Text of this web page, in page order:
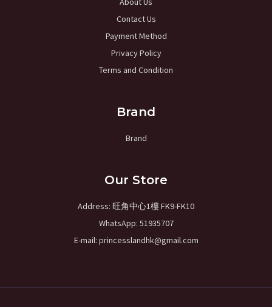
Contact Us
Payment Method
Privacy Policy
Terms and Condition
Brand
Brand
Our Store
Address: 旺角中心1樓 FK9-FK10
WhatsApp: 51935707
E-mail: princesslandhk@gmail.com